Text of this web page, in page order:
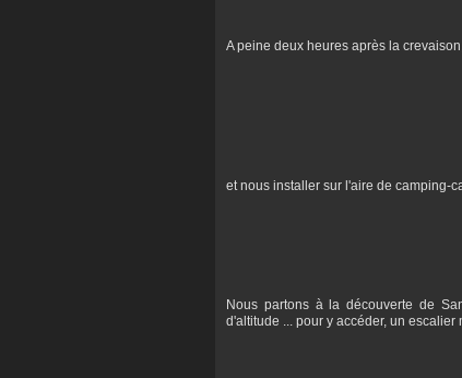
A peine deux heures après la
et nous installer sur l'aire de camping-
Nous partons à la découverte de
d'altitude ... pour y accéder, un